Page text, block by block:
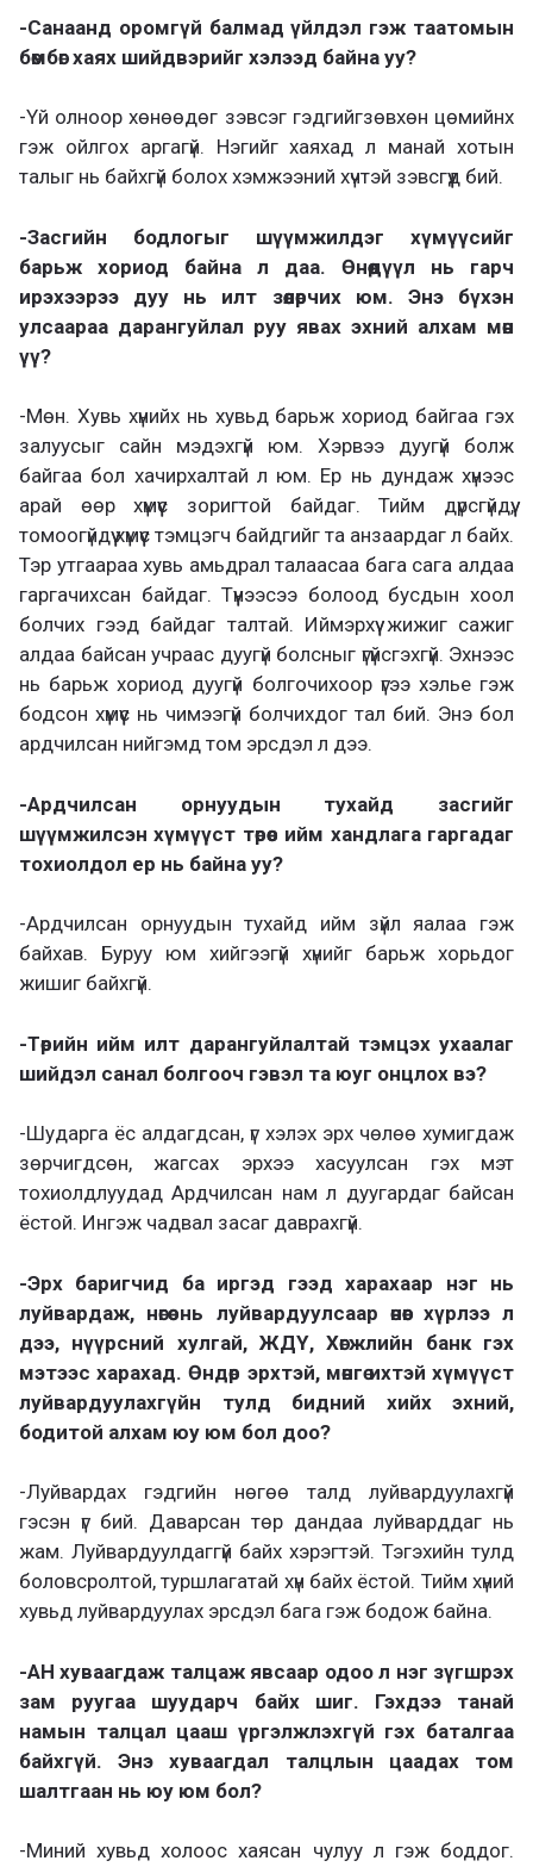
-Санаанд оромгүй балмад үйлдэл гэж таатомын
бөмбөг хаях шийдвэрийг хэлээд байна уу?
-Үй олноор хөнөөдөг зэвсэг гэдгийгзөвхөн цөмийнх
гэж ойлгох аргагүй. Нэгийг хаяхад л манай хотын
талыг нь байхгүй болох хэмжээний хүчтэй зэвсгүүд бий.
-Засгийн бодлогыг шүүмжилдэг хүмүүсийг
барьж хориод байна л даа. Өнөөдүүл нь гарч
ирэхээрээ дуу нь илт зөөлөрчих юм. Энэ бүхэн
улсаараа дарангуйлал руу явах эхний алхам мөн
үү?
-Мөн. Хувь хүнийх нь хувьд барьж хориод байгаа гэх
залуусыг сайн мэдэхгүй юм. Хэрвээ дуугүй болж
байгаа бол хачирхалтай л юм. Ер нь дундаж хүнээс
арай өөр хүмүүс зоригтой байдаг. Тийм дүрсгүйдүү,
томоогүйдүү хүмүүс тэмцэгч байдгийг та анзаардаг л байх.
Тэр утгаараа хувь амьдрал талаасаа бага сага алдаа
гаргачихсан байдаг. Түүнээсээ болоод бусдын хоол
болчих гээд байдаг талтай. Иймэрхүү жижиг сажиг
алдаа байсан учраас дуугүй болсныг үгүйсгэхгүй. Эхнээс
нь барьж хориод дуугүй болгочихоор үгээ хэлье гэж
бодсон хүмүүс нь чимээгүй болчихдог тал бий. Энэ бол
ардчилсан нийгэмд том эрсдэл л дээ.
-Ардчилсан орнуудын тухайд засгийг
шүүмжилсэн хүмүүст төрөөс ийм хандлага гаргадаг
тохиолдол ер нь байна уу?
-Ардчилсан орнуудын тухайд ийм зүйл яалаа гэж
байхав. Буруу юм хийгээгүй хүнийг барьж хорьдог
жишиг байхгүй.
-Төрийн ийм илт дарангуйлалтай тэмцэх ухаалаг
шийдэл санал болгооч гэвэл та юуг онцлох вэ?
-Шударга ёс алдагдсан, үг хэлэх эрх чөлөө хумигдаж
зөрчигдсөн, жагсах эрхээ хасуулсан гэх мэт
тохиолдлуудад Ардчилсан нам л дуугардаг байсан
ёстой. Ингэж чадвал засаг даврахгүй.
-Эрх баригчид ба иргэд гээд харахаар нэг нь
луйвардаж, нөгөө нь луйвардуулсаар өнөөг хүрлээ л
дээ, нүүрсний хулгай, ЖДҮ, Хөгжлийн банк гэх
мэтээс харахад. Өндөр эрхтэй, мөнгө ихтэй хүмүүст
луйвардуулахгүйн тулд бидний хийх эхний,
бодитой алхам юу юм бол доо?
-Луйвардах гэдгийн нөгөө талд луйвардуулахгүй
гэсэн үг бий. Даварсан төр дандаа луйварддаг нь
жам. Луйвардуулдаггүй байх хэрэгтэй. Тэгэхийн тулд
боловсролтой, туршлагатай хүн байх ёстой. Тийм хүний
хувьд луйвардуулах эрсдэл бага гэж бодож байна.
-АН хуваагдаж талцаж явсаар одоо л нэг зүгшрэх
зам руугаа шуударч байх шиг. Гэхдээ танай
намын талцал цааш үргэлжлэхгүй гэх баталгаа
байхгүй. Энэ хуваагдал талцлын цаадах том
шалтгаан нь юу юм бол?
-Миний хувьд холоос хаясан чулуу л гэж боддог.